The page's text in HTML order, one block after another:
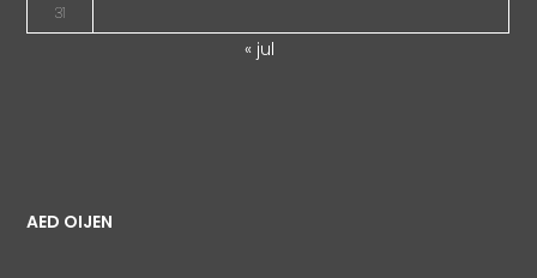
31
« jul
AED OIJEN